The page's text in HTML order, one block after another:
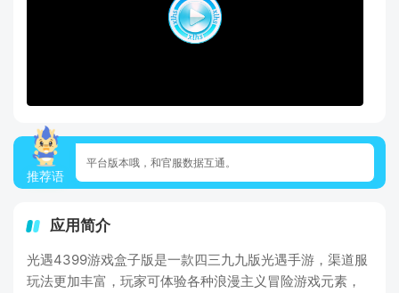
推荐语
平台版本哦，和官服数据互通。
应用简介
光遇4399游戏盒子版是一款四三九九版光遇手游，渠道服
玩法更加丰富，玩家可体验各种浪漫主义冒险游戏元素，